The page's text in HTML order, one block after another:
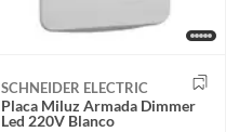
SCHNEIDER ELECTRIC
Placa Miluz Armada Dimmer
Led 220V Blanco